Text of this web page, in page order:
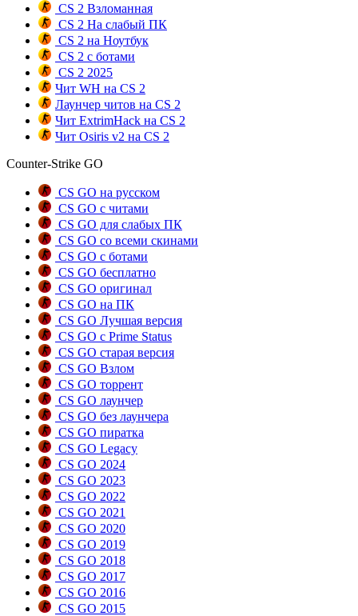
CS 2 Взломанная
CS 2 На слабый ПК
CS 2 на Ноутбук
CS 2 с ботами
CS 2 2025
Чит WH на CS 2
Лаунчер читов на CS 2
Чит ExtrimHack на CS 2
Чит Osiris v2 на CS 2
Counter-Strike GO
CS GO на русском
CS GO с читами
CS GO для слабых ПК
CS GO со всеми скинами
CS GO с ботами
CS GO бесплатно
CS GO оригинал
CS GO на ПК
CS GO Лучшая версия
CS GO с Prime Status
CS GO старая версия
CS GO Взлом
CS GO торрент
CS GO лаунчер
CS GO без лаунчера
CS GO пиратка
CS GO Legacy
CS GO 2024
CS GO 2023
CS GO 2022
CS GO 2021
CS GO 2020
CS GO 2019
CS GO 2018
CS GO 2017
CS GO 2016
CS GO 2015